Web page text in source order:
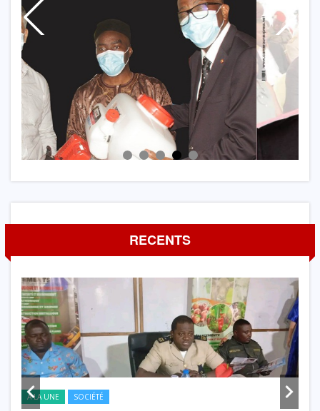
RECENTS
A LA UNE SOCIÉTÉ